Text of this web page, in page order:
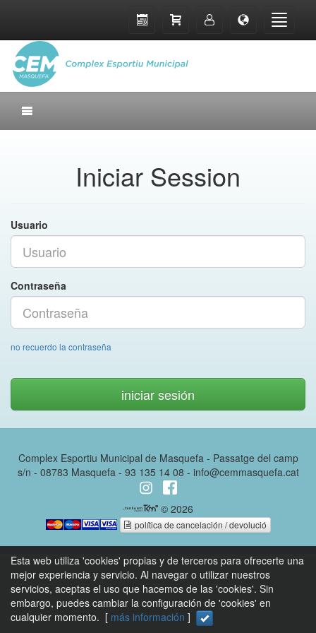
Iniciar Session
Usuario
Contraseña
no recuerdo la contraseña
iniciar sesión
Complex Esportiu Municipal de Masquefa - Passatge del camp
s/n - 08783 Masquefa - 93 135 14 08 - info@cemmasquefa.cat
© 2026
política de cancelación / devolució
Esta web utiliza 'cookies' propias y de terceros para ofrecerte una
mejor experiencia y servicio. Al navegar o utilizar nuestros
servicios, aceptas el uso que hacemos de las 'cookies'. Sin
embargo, puedes cambiar la configuración de 'cookies' en
cualquier momento. [ más información ]